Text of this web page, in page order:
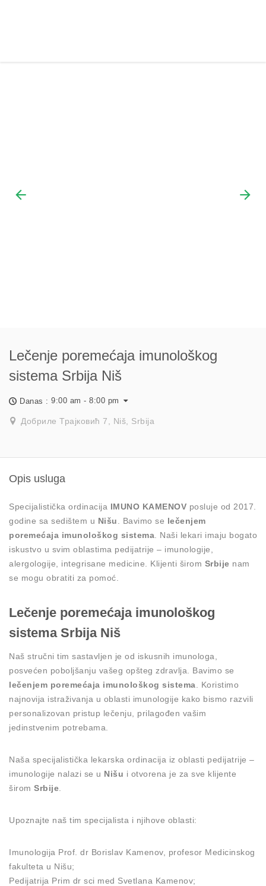
Lečenje poremećaja imunološkog
sistema Srbija Niš
Danas : 9:00 am - 8:00 pm
Добриле Трајковић 7, Niš, Srbija
Opis usluga
Specijalistička ordinacija IMUNO KAMENOV posluje od 2017.
godine sa sedištem u Nišu . Bavimo se lečenjem
poremećaja imunološkog sistema . Naši lekari imaju bogato
iskustvo u svim oblastima pedijatrije – imunologije,
alergologije, integrisane medicine. Klijenti širom Srbije nam
se mogu obratiti za pomoć.
Lečenje poremećaja imunološkog
sistema Srbija Niš
Naš stručni tim sastavljen je od iskusnih imunologa,
posvećen poboljšanju vašeg opšteg zdravlja. Bavimo se
lečenjem poremećaja imunološkog sistema . Koristimo
najnovija istraživanja u oblasti imunologije kako bismo razvili
personalizovan pristup lečenju, prilagođen vašim
jedinstvenim potrebama.
Naša specijalistička lekarska ordinacija iz oblasti pedijatrije –
imunologije nalazi se u Nišu i otvorena je za sve klijente
širom Srbije
Upoznajte naš tim specijalista i njihove oblasti:
Imunologija Prof. dr Borislav Kamenov, profesor Medicinskog
fakulteta u Nišu;
Pedijatrija Prim dr sci med Svetlana Kamenov;